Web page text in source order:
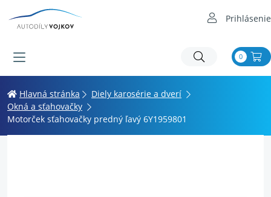
Prihlásenie
0
Hlavná stránka
Diely karosérie a dverí
Okná a sťahovačky
Motorček sťahovačky predný ľavý 6Y1959801